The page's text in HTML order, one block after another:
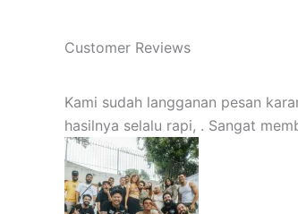
Customer Reviews
Kami sudah langganan pesan
hasilnya selalu rapi, . Sangat